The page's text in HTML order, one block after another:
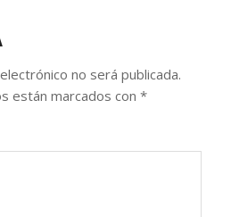
no será publicada.
están marcados con *